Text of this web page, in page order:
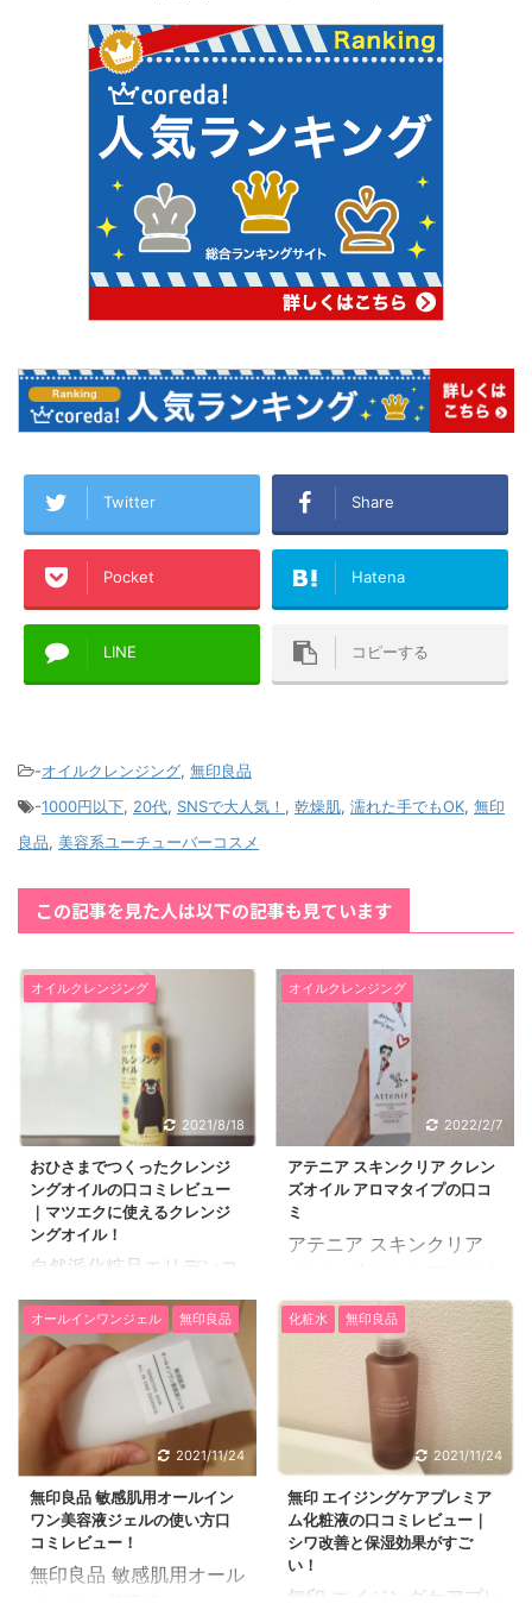
Twitter Share
Pocket Hatena
LINE コピーする
-オイルクレンジング, 無印良品
-1000円以下, 20代, SNSで大人気！ , 乾燥肌, 濡れた手でもOK, 無印
良品, 美容系ユーチューバーコスメ
この記事を見た人は以下の記事も見ています
オイルクレンジング
2021/8/18
おひさまでつくったクレンジ
ングオイルの口コミレビュー
｜マツエクに使えるクレンジ
ングオイル！
自然派化粧品エリデンコ
スメから発売されてい
る、おひさまでつくった
クレンジングオイルは、
防腐剤無添加・鉱物油無
添加・着色料無添加・香
料無添加・エタノール無
添加・シリコン無添加の
6つのフリーを約束して
くれています。 おひさま
でつくったクレンジング
オイルは鉱物油無添加な
オイルクレンジング
2022/2/7
アテニア スキンクリア クレン
ズオイル アロマタイプの口コ
ミ
アテニア スキンクリア
イプの口コミと実際に使
ってみた感想をご紹介し
たいと思います。 38
歳・契約社員・乾燥肌 こ
ちらはアテニアのスキン
クリアクレンジングオイ
ルのアロマタイプ、期間
限定ベティちゃんコラボ
バージョンです。たまた
ま1本目を頼んで、使い
やすかったため2度目に
オールインワンジェル 無印良品
2021/11/24
無印良品 敏感肌用オールイン
ワン美容液ジェルの使い方口
コミレビュー！
無印良品 敏感肌用オール
化粧水 無印良品
2021/11/24
無印 エイジングケアプレミア
ム化粧液の口コミレビュー｜
シワ改善と保湿効果がすご
い！
無印 エイジングケアプレ